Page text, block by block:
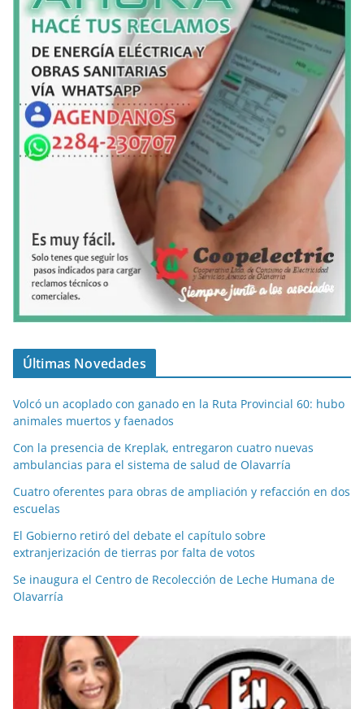
Últimas Novedades
Volcó un acoplado con ganado en la Ruta Provincial 60: hubo
animales muertos y faenados
Con la presencia de Kreplak, entregaron cuatro nuevas
ambulancias para el sistema de salud de Olavarría
Cuatro oferentes para obras de ampliación y refacción en dos
escuelas
El Gobierno retiró del debate el capítulo sobre
extranjerización de tierras por falta de votos
Se inaugura el Centro de Recolección de Leche Humana de
Olavarría